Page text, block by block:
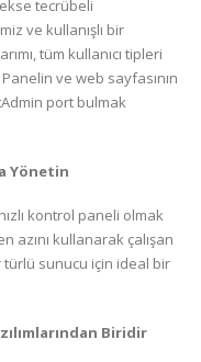
tecrübeli
ve kullanışlı bir
tüm kullanıcı tipleri
ve web sayfasının
port bulmak
Yönetin
kontrol paneli olmak
azını kullanarak çalışan
türlü sunucu için ideal bir
Biridir